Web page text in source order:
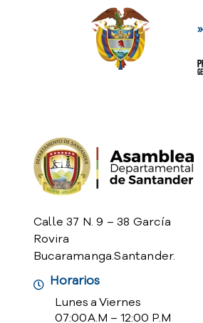
Calle 37 N. 9 – 38 García
Rovira
Bucaramanga.Santander.
Horarios
Lunes a Viernes
07:00 A.M – 12:00 P.M